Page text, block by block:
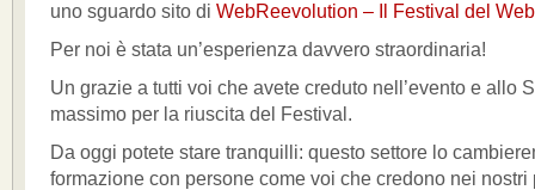
uno sguardo sito di WebReevolution – Il Festival del
Per noi è stata un’esperienza davvero straordinaria!
Un grazie a tutti voi che avete creduto nell’evento e allo
massimo per la riuscita del Festival.
Da oggi potete stare tranquilli: questo settore lo
formazione con persone come voi che credono nei nostri